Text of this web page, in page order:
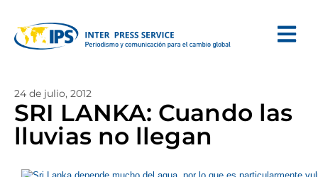
24 de julio, 2012
SRI LANKA: Cuando las
lluvias no llegan